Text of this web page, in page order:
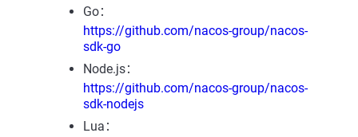
Go：
https://github.com/nacos-group/nacos-
sdk-go
Node.js：
https://github.com/nacos-group/nacos-
sdk-nodejs
Lua：